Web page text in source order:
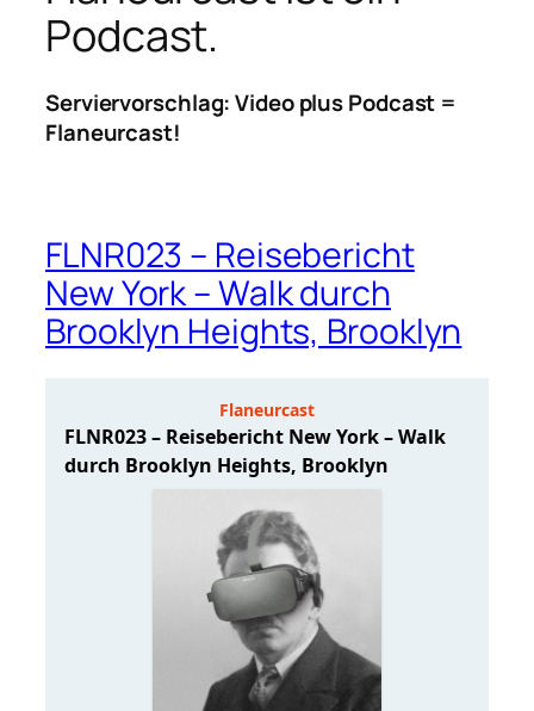
Podcast.
Serviervorschlag: Video plus Podcast =
Flaneurcast!
FLNR023 – Reisebericht
New York – Walk durch
Brooklyn Heights, Brooklyn